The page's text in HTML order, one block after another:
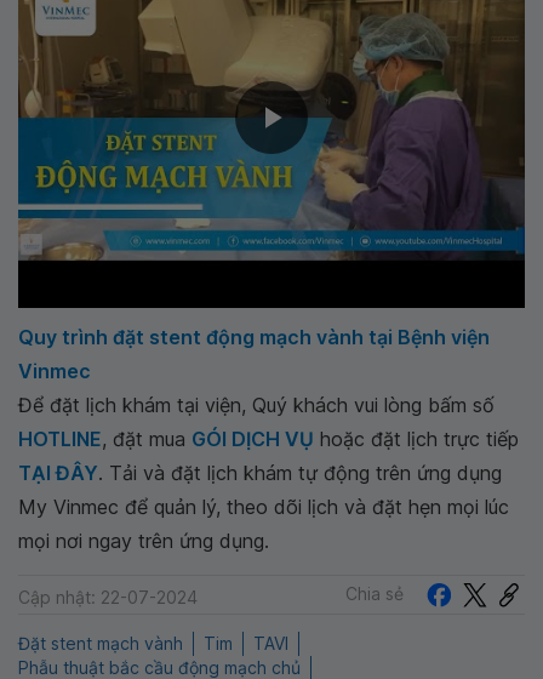
Quy trình đặt stent động mạch vành tại Bệnh viện
Vinmec
Để đặt lịch khám tại viện, Quý khách vui lòng bấm số
HOTLINE, đặt mua GÓI DỊCH VỤ hoặc đặt lịch trực tiếp
TẠI ĐÂY. Tải và đặt lịch khám tự động trên ứng dụng
My Vinmec để quản lý, theo dõi lịch và đặt hẹn mọi lúc
mọi nơi ngay trên ứng dụng.
Cập nhật: 22-07-2024 Chia sẻ
Đặt stent mạch vành Tim
TAVI
Phẫu thuật bắc cầu động mạch chủ